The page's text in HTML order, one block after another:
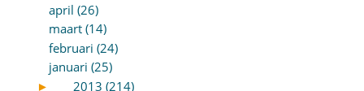
april (26)
maart (14)
februari (24)
januari (25)
►
2013 (214)